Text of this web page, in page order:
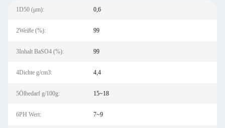
1D50 (μm): 0,6
2Weiße (%): 99
3Inhalt BaSO4 (%): 99
4Dichte g/cm3: 4,4
5Ölbedarf g/100g: 15~18
6PH Wert: 7~9